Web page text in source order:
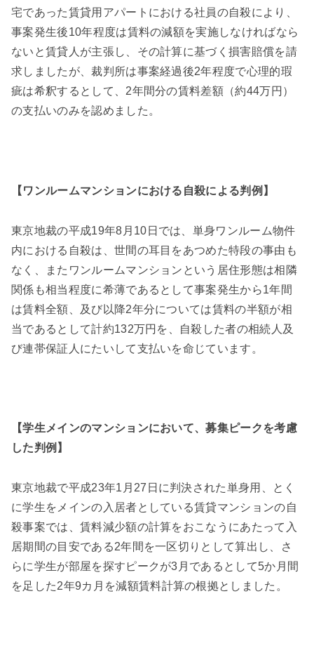
宅であった賃貸用アパートにおける社員の自殺により、
事案発生後10年程度は賃料の減額を実施しなければなら
ないと賃貸人が主張し、その計算に基づく損害賠償を請
求しましたが、裁判所は事案経過後2年程度で心理的瑕
疵は希釈するとして、 2年間分の賃料差額（約44万円）
の支払いのみを認めました。
【ワンルームマンションにおける自殺による判例】
東京地裁の平成19年8 月 10 日では、単身ワンルーム物件
内における自殺は、世間の耳目をあつめた特段の事由も
なく、またワンルームマンションという居住形態は相隣
関係も相当程度に希薄であるとして事案発生から1年間
は賃料全額、及び以降2年分については賃料の半額が相
当であるとして計約132万円を、自殺した者の相続人及
び連帯保証人にたいして支払いを命じています。
【学生メインのマンションにおいて、募集ピークを考慮
した判例】
東京地裁で平成23年1 月 27 日に判決された単身用、とく
に学生をメインの入居者としている賃貸マンションの自
殺事案では、賃料減少額の計算をおこなうにあたって入
居期間の目安である2年間を一区切りとして算出し、さ
らに学生が部屋を探すピークが3 月であるとして5か月間
を足した2年9カ月を減額賃料計算の根拠としました。